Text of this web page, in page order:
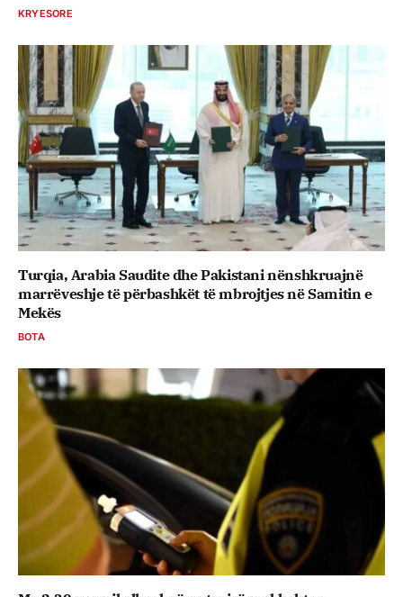
KRYESORE
Turqia, Arabia Saudite dhe Pakistani nënshkruajnë
marrëveshje të përbashkët të mbrojtjes në Samitin e
Mekës
BOTA